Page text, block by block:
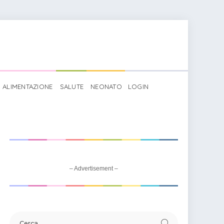
ALIMENTAZIONE SALUTE NEONATO LOGIN
– Advertisement –